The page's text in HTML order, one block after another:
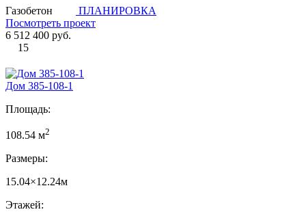
Газобетон
ПЛАНИРОВКА
Посмотреть проект
6 512 400 руб.
15
Дом 385-108-1
Площадь:
108.54 м2
Размеры:
15.04×12.24м
Этажей: